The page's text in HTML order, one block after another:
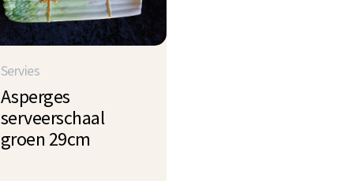
Servies
Asperges
serveerschaal
groen 29cm